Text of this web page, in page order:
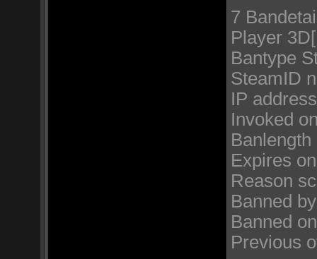
7
Player
Bantype
SteamID
IP
Invoked
Expires
Reason
Banned
Banned
Previous